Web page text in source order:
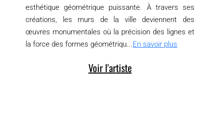
esthétique géométrique puissante. À travers ses
créations, les murs de la ville deviennent des
œuvres monumentales où la précision des lignes et
la force des formes géométriqu...En savoir plus
Voir l'artiste